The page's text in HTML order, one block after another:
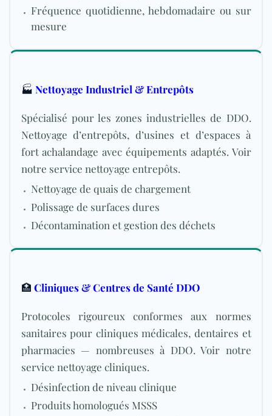
Fréquence quotidienne, hebdomadaire ou sur
mesure
🏭 Nettoyage Industriel & Entrepôts
Spécialisé pour les zones industrielles de DDO.
Nettoyage d’entrepôts, d’usines et d’espaces à
fort achalandage avec équipements adaptés. Voir
notre service nettoyage entrepôts.
Nettoyage de quais de chargement
Polissage de surfaces dures
Décontamination et gestion des déchets
🏥 Cliniques & Centres de Santé DDO
Protocoles rigoureux conformes aux normes
sanitaires pour cliniques médicales, dentaires et
pharmacies — nombreuses à DDO. Voir notre
service nettoyage cliniques.
Désinfection de niveau clinique
Produits homologués MSSS